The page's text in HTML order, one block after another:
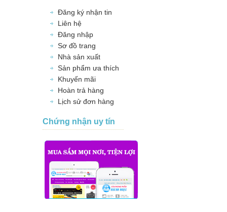
Đăng ký nhận tin
Liên hệ
Đăng nhập
Sơ đồ trang
Nhà sản xuất
Sản phẩm ưa thích
Khuyến mãi
Hoàn trả hàng
Lịch sử đơn hàng
Chứng nhận uy tín